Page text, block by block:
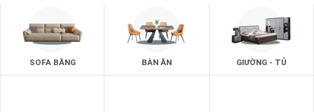
SOFA BĂNG BÀN ĂN GIƯỜNG - TỦ